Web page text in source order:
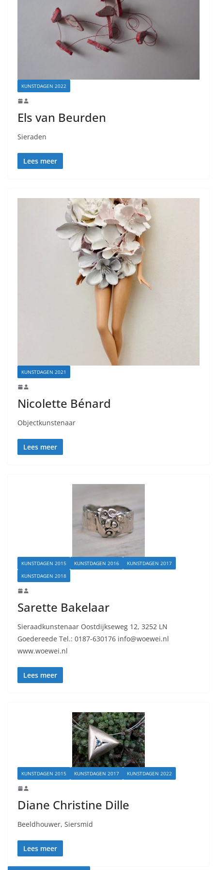
KUNSTDAGEN 2022
Els van Beurden
Sieraden
Lees meer
KUNSTDAGEN 2021
Nicolette Bénard
Objectkunstenaar
Lees meer
KUNSTDAGEN 2015 KUNSTDAGEN 2016
KUNSTDAGEN 2017
KUNSTDAGEN 2018
Sarette Bakelaar
Sieraadkunstenaar Oostdijkseweg 12, 3252 LN
Goedereede Tel.: 0187-630176 info@woewei.nl
www.woewei.nl
Lees meer
KUNSTDAGEN 2015 KUNSTDAGEN 2017 KUNSTDAGEN 2022
Diane Christine Dille
Beeldhouwer, Siersmid
Lees meer